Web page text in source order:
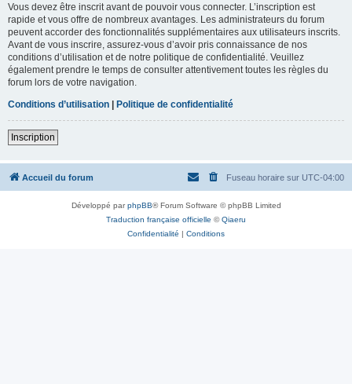
Vous devez être inscrit avant de pouvoir vous connecter. L’inscription est
rapide et vous offre de nombreux avantages. Les administrateurs du forum
peuvent accorder des fonctionnalités supplémentaires aux utilisateurs inscrits.
Avant de vous inscrire, assurez-vous d’avoir pris connaissance de nos
conditions d’utilisation et de notre politique de confidentialité. Veuillez
également prendre le temps de consulter attentivement toutes les règles du
forum lors de votre navigation.
Conditions d’utilisation | Politique de confidentialité
Inscription
Accueil du forum Fuseau horaire sur UTC-04:00
Développé parphpBB® Forum Software © phpBB Limited
Traduction française officielle ©Qiaeru
Confidentialité | Conditions